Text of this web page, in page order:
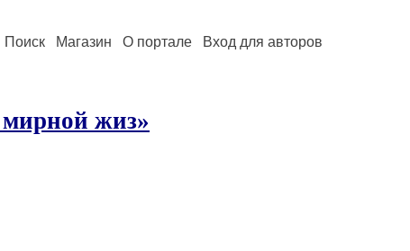
Поиск Магазин О портале Вход для авторов
жиз»